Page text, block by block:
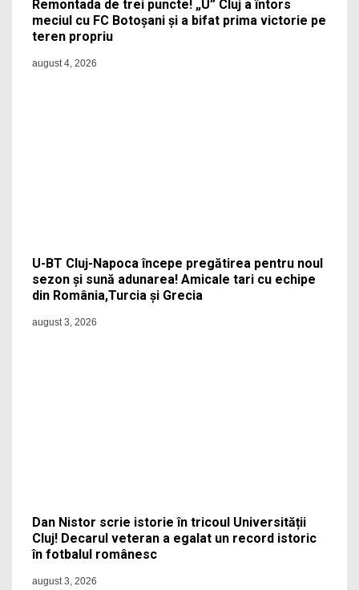
Remontada de trei puncte! „U” Cluj a întors
meciul cu FC Botoșani și a bifat prima victorie pe
teren propriu
august 4, 2026
U-BT Cluj-Napoca începe pregătirea pentru noul
sezon și sună adunarea! Amicale tari cu echipe
din România,Turcia și Grecia
august 3, 2026
Dan Nistor scrie istorie în tricoul Universității
Cluj! Decarul veteran a egalat un record istoric
în fotbalul românesc
august 3, 2026